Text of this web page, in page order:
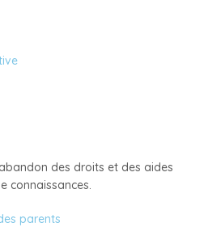
des droits et des aides
connaissances.
parents